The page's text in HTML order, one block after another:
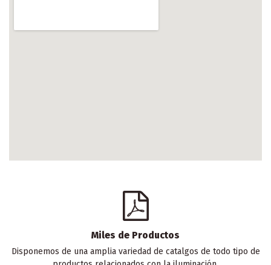
Miles de Productos
Disponemos de una amplia variedad de catalgos de todo tipo de